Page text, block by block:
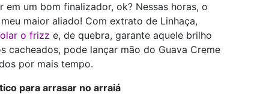
um bom finalizador, ok? Nessas horas, o
maior aliado! Com extrato de Linhaça,
o frizz e, de quebra, garante aquele brilho
cacheados, pode lançar mão do Guava Creme
por mais tempo.
para arrasar no arraiá